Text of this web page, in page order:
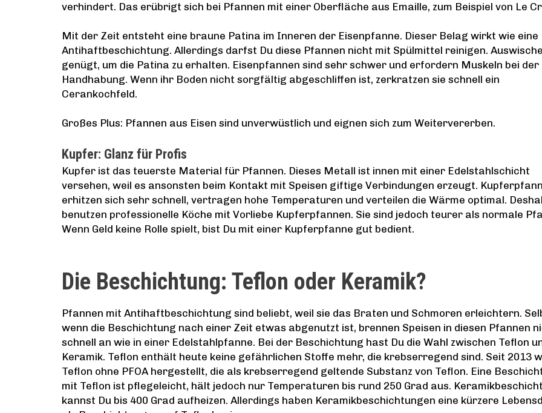
verhindert. Das erübrigt sich bei Pfannen mit einer Oberfläche aus Emaille, zum Beispiel von Le
Mit der Zeit entsteht eine braune Patina im Inneren der Eisenpfanne. Dieser Belag wirkt wie eine
Antihaftbeschichtung. Allerdings darfst Du diese Pfannen nicht mit Spülmittel reinigen.
genügt, um die Patina zu erhalten. Eisenpfannen sind sehr schwer und erfordern Muskeln bei der
Handhabung. Wenn ihr Boden nicht sorgfältig abgeschliffen ist, zerkratzen sie schnell ein
Cerankochfeld.
Großes Plus: Pfannen aus Eisen sind unverwüstlich und eignen sich zum Weitervererben.
Kupfer: Glanz für Profis
Kupfer ist das teuerste Material für Pfannen. Dieses Metall ist innen mit einer Edelstahlschicht
versehen, weil es ansonsten beim Kontakt mit Speisen giftige Verbindungen erzeugt.
erhitzen sich sehr schnell, vertragen hohe Temperaturen und verteilen die Wärme optimal.
benutzen professionelle Köche mit Vorliebe Kupferpfannen. Sie sind jedoch teurer als normale
Wenn Geld keine Rolle spielt, bist Du mit einer Kupferpfanne gut bedient.
Die Beschichtung: Teflon oder Keramik?
Pfannen mit Antihaftbeschichtung sind beliebt, weil sie das Braten und Schmoren erleichtern.
wenn die Beschichtung nach einer Zeit etwas abgenutzt ist, brennen Speisen in diesen Pfannen
schnell an wie in einer Edelstahlpfanne. Bei der Beschichtung hast Du die Wahl zwischen Teflon
Keramik. Teflon enthält heute keine gefährlichen Stoffe mehr, die krebserregend sind. Seit 2013
Teflon ohne PFOA hergestellt, die als krebserregend geltende Substanz von Teflon. Eine
mit Teflon ist pflegeleicht, hält jedoch nur Temperaturen bis rund 250 Grad aus.
kannst Du bis 400 Grad aufheizen. Allerdings haben Keramikbeschichtungen eine kürzere